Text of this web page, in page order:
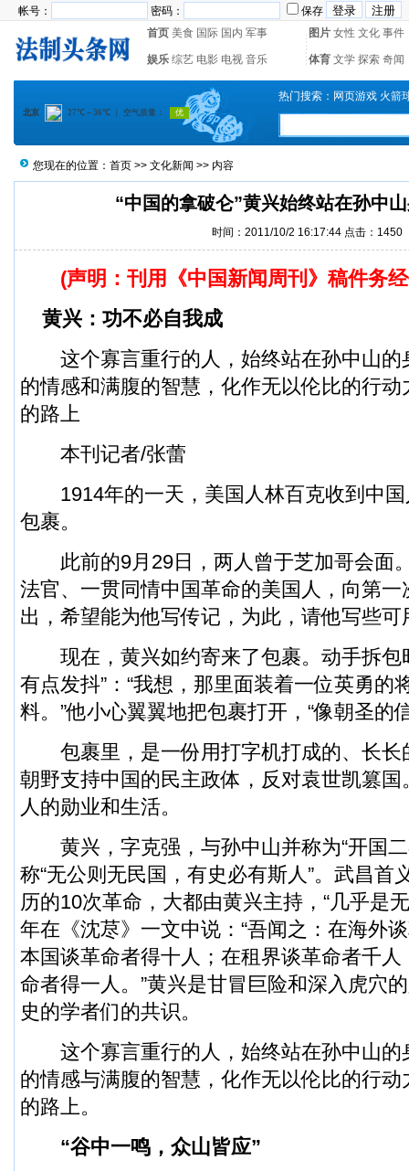
帐号： 密码：
保存
首页 美食 国际 国内 军事 图片 女性 文化 事件
娱乐 综艺 电影 电视 音乐 体育 文学 探索 奇闻
热门搜索： 网页游戏 火箭
您现在的位置： 首页 >> 文化新闻 >> 内容
“中国的拿破仑”黄兴始终站在孙中
时间：2011/10/2 16:17:44 点击： 1450
(声明：刊用《中国新闻周刊》稿件务经
黄兴：功不必自我成
这个寡言重行的人，始终站在孙中山的
的情感和满腹的智慧，化作无以伦比的行
的路上
本刊记者/张蕾
1914年的一天，美国人林百克收到中国
包裹。
此前的9月29日，两人曾于芝加哥会面
法官、一贯同情中国革命的美国人，向第
出，希望能为他写传记，为此，请他写些
现在，黄兴如约寄来了包裹。动手拆包
有点发抖”：“我想，那里面装着一位英勇的
料。”他小心翼翼地把包裹打开，“像朝圣的
包裹里，是一份用打字机打成的、长
朝野支持中国的民主政体，反对袁世凯篡
人的勋业和生活。
黄兴，字克强，与孙中山并称为“开国二
称“无公则无民国，有史必有斯人”。武昌首
历的10次革命，大都由黄兴主持，“几乎是
年在《沈荩》一文中说：“吾闻之：在海外
本国谈革命者得十人；在租界谈革命者千
命者得一人。”黄兴是甘冒巨险和深入虎穴
史的学者们的共识。
这个寡言重行的人，始终站在孙中山的
的情感与满腹的智慧，化作无以伦比的行
的路上。
“谷中一鸣，众山皆应”